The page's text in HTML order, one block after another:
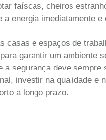
faíscas, cheiros
energia imediatamente
e espaços de
garantir um ambiente
segurança deve
investir na qualidade e
a longo prazo.